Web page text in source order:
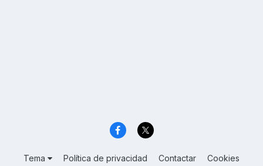
Tema Política de privacidad Contactar Cookies